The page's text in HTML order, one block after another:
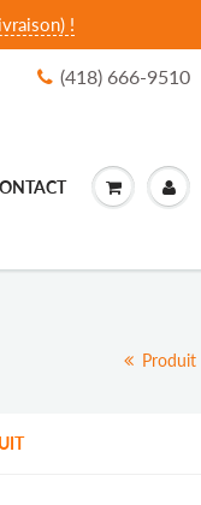
!
(418) 666-9510
Produit